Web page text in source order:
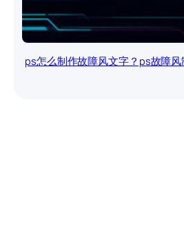
ps怎么制作故障风文字？ps故障